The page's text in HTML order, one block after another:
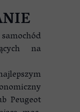
na
Peugeot